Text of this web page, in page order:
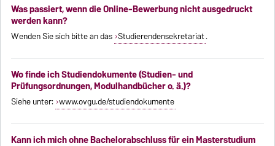
Was passiert, wenn die Online-Bewerbung nicht ausgedruckt
werden kann?
Wenden Sie sich bitte an das Studierendensekretariat.
Wo finde ich Studiendokumente (Studien- und
Prüfungsordnungen, Modulhandbücher o. ä.)?
Siehe unter: www.ovgu.de/studiendokumente
Kann ich mich ohne Bachelorabschluss für ein Masterstudium